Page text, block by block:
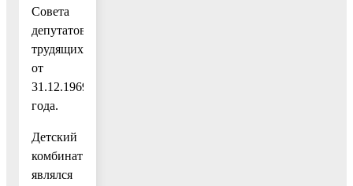
Совета
депутатов
трудящихся
от
31.12.1969
года.
Детский
комбинат
являлся